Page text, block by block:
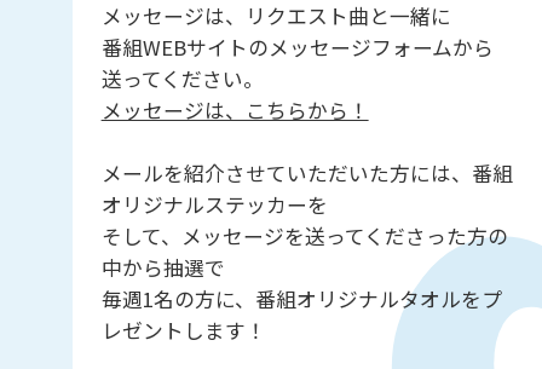
メッセージは、リクエスト曲と一緒に
番組WEBサイトのメッセージフォームから
送ってください。
メッセージは、こちらから！
メールを紹介させていただいた方には、番組
オリジナルステッカーを
そして、メッセージを送ってくださった方の
中から抽選で
毎週1名の方に、番組オリジナルタオルをプ
レゼントします！